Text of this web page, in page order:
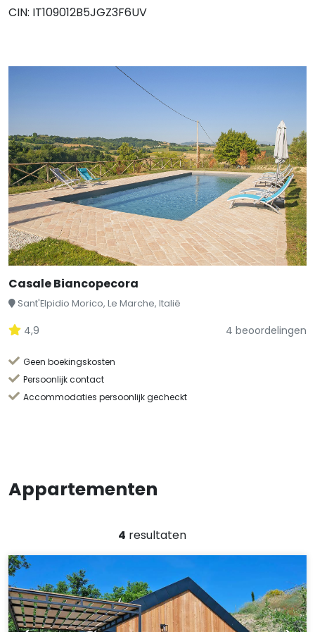
CIN: IT109012B5JGZ3F6UV
Casale Biancopecora
Sant'Elpidio Morico, Le Marche, Italië
4,9 4 beoordelingen
Geen boekingskosten
Persoonlijk contact
Accommodaties persoonlijk gecheckt
Appartementen
4 resultaten